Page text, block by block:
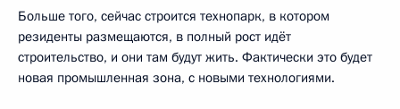
Больше того, сейчас строится технопарк, в котором
резиденты размещаются, в полный рост идёт
строительство, и они там будут жить. Фактически это будет
новая промышленная зона, с новыми технологиями.